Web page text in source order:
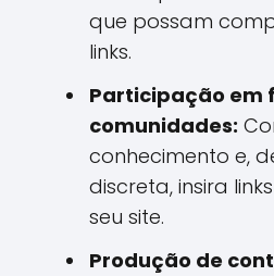
que possam
links.
Participação em
comunidades:
conhecimento e,
discreta, insira
seu site.
Produção de